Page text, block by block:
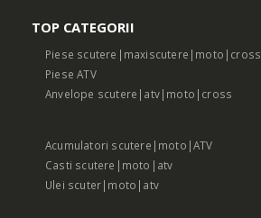
TOP CATEGORII
Piese scutere|maxiscutere|moto|cross
Piese ATV
Anvelope scutere|atv|moto|cross
Acumulatori scutere|moto|ATV
Casti scutere|moto|atv
Ulei scuter|moto|atv